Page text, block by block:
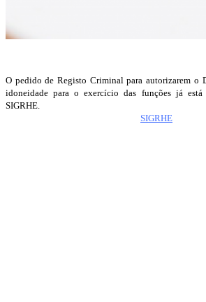
O pedido de Registo Criminal para autorizarem o
idoneidade para o exercício das funções já
SIGRHE.
SIGRHE